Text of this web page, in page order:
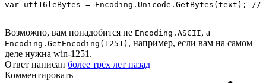
var utf16leBytes = Encoding.Unicode.GetBytes(text); //
Возможно, вам понадобится не Encoding.ASCII, а
Encoding.GetEncoding(1251) , например, если вам на самом
деле нужна win-1251.
Ответ написан более трёх лет назад
Комментировать